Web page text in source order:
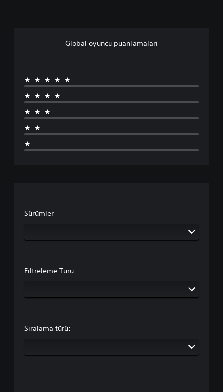
Global oyuncu puanlamaları
★★★★★
★★★★
★★★
★★
★
Sürümler
Filtreleme Türü:
Sıralama türü: